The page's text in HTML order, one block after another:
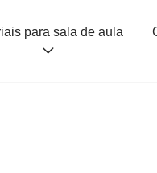
para sala de aula